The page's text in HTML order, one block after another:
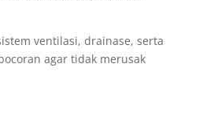
ventilasi, drainase, serta
agar tidak merusak